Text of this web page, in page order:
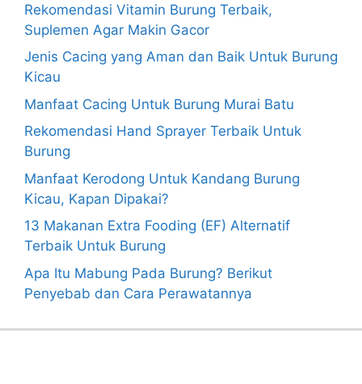
Rekomendasi Vitamin Burung Terbaik,
Suplemen Agar Makin Gacor
Jenis Cacing yang Aman dan Baik Untuk Burung
Kicau
Manfaat Cacing Untuk Burung Murai Batu
Rekomendasi Hand Sprayer Terbaik Untuk
Burung
Manfaat Kerodong Untuk Kandang Burung
Kicau, Kapan Dipakai?
13 Makanan Extra Fooding (EF) Alternatif
Terbaik Untuk Burung
Apa Itu Mabung Pada Burung? Berikut
Penyebab dan Cara Perawatannya